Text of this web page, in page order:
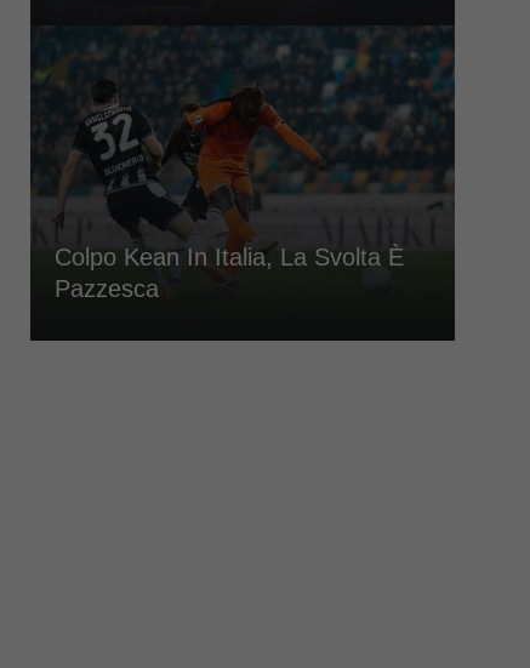
Colpo Kean In Italia, La Svolta È
Pazzesca